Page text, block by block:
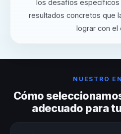
los desafíos específicos
resultados concretos que
lograr con el
NUESTRO
Cómo
adecuado para